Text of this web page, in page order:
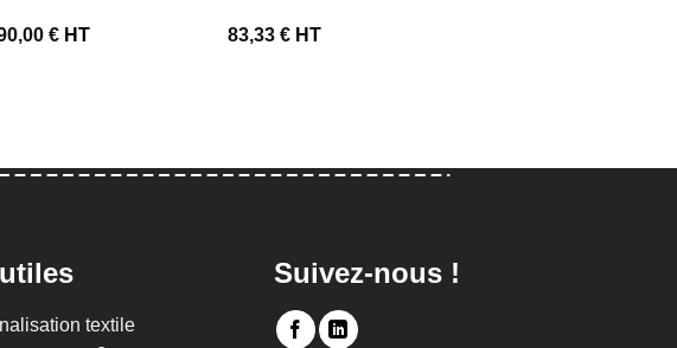
€HT 83,33€ HT
textile
Suivez-nous !